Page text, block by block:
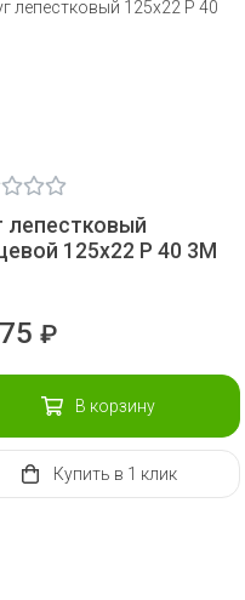
лепестковый
125х22 Р 40 3M
₽
В корзину
Купить в 1 клик